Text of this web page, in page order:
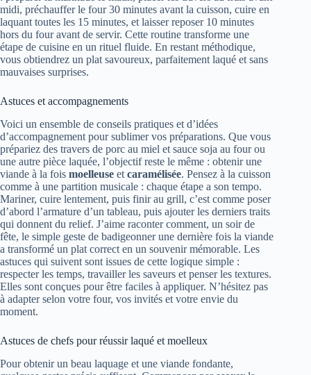
midi, préchauffer le four 30 minutes avant la cuisson, cuire en
laquant toutes les 15 minutes, et laisser reposer 10 minutes
hors du four avant de servir. Cette routine transforme une
étape de cuisine en un rituel fluide. En restant méthodique,
vous obtiendrez un plat savoureux, parfaitement laqué et sans
mauvaises surprises.
Astuces et accompagnements
Voici un ensemble de conseils pratiques et d’idées
d’accompagnement pour sublimer vos préparations. Que vous
prépariez des travers de porc au miel et sauce soja au four ou
une autre pièce laquée, l’objectif reste le même : obtenir une
viande à la fois moelleuse et caramélisée. Pensez à la cuisson
comme à une partition musicale : chaque étape a son tempo.
Mariner, cuire lentement, puis finir au grill, c’est comme poser
d’abord l’armature d’un tableau, puis ajouter les derniers traits
qui donnent du relief. J’aime raconter comment, un soir de
fête, le simple geste de badigeonner une dernière fois la viande
a transformé un plat correct en un souvenir mémorable. Les
astuces qui suivent sont issues de cette logique simple :
respecter les temps, travailler les saveurs et penser les textures.
Elles sont conçues pour être faciles à appliquer. N’hésitez pas
à adapter selon votre four, vos invités et votre envie du
moment.
Astuces de chefs pour réussir laqué et moelleux
Pour obtenir un beau laquage et une viande fondante,